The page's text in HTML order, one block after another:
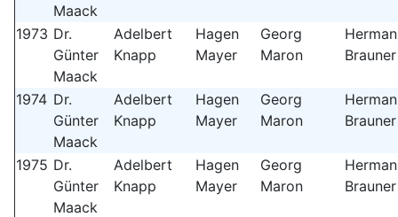
Maack
1973 Dr.
Günter
Maack
Adelbert
Knapp
Hagen
Mayer
Georg
Maron
Brauner
1974 Dr.
Günter
Maack
Adelbert
Knapp
Hagen
Mayer
Georg
Maron
Brauner
1975 Dr.
Günter
Maack
Adelbert
Knapp
Hagen
Mayer
Georg
Maron
Brauner